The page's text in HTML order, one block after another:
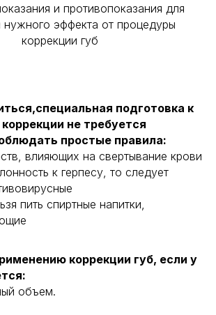
и противопоказания для
нужного эффекта от процедуры
коррекции губ
специальная подготовка к
не требуется
простые правила:
влияющих на свертывание крови
к герпесу, то следует
пить спиртные напитки,
коррекции губ, если у
объем.